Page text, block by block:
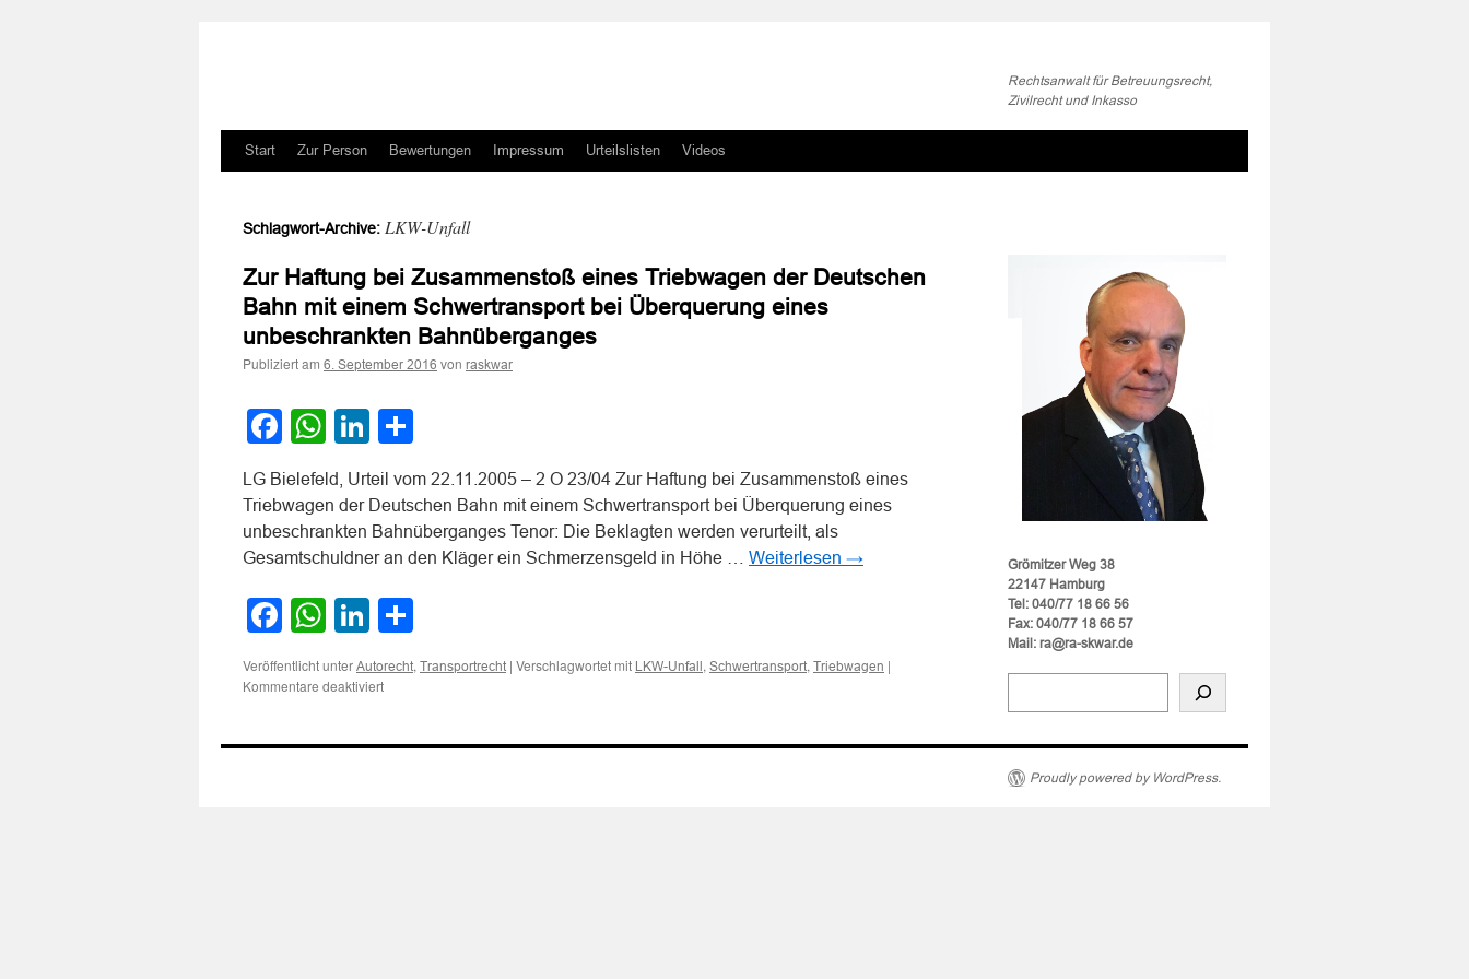
Rechtsanwalt für Betreuungsrecht,
Zivilrecht und Inkasso
Zum
springen
Start Zur Person Bewertungen Impressum Urteilslisten Videos
Schlagwort-Archive: LKW-Unfall
Zur Haftung bei Zusammenstoß eines Triebwagen der Deutschen
Bahn mit einem Schwertransport bei Überquerung eines
unbeschrankten Bahnüberganges
Publiziert am 6. September 2016 von raskwar
Facebook
WhatsApp
LinkedIn
LG Bielefeld, Urteil vom 22.11.2005 – 2 O 23/04 Zur Haftung bei Zusammenstoß eines
Triebwagen der Deutschen Bahn mit einem Schwertransport bei Überquerung eines
unbeschrankten Bahnüberganges Tenor: Die Beklagten werden verurteilt, als
Gesamtschuldner an den Kläger ein Schmerzensgeld in Höhe … Weiterlesen →
Facebook
WhatsApp
LinkedIn
Veröffentlicht unter Autorecht, Transportrecht | Verschlagwortet mit LKW-Unfall , Schwertransport, Triebwagen |
Kommentare deaktiviertfür
bei
Grömitzer Weg 38
22147 Hamburg
Tel: 040/77 18 66 56
Fax: 040/77 18 66 57
Mail: ra@ra-skwar.de
Proudly powered by WordPress.